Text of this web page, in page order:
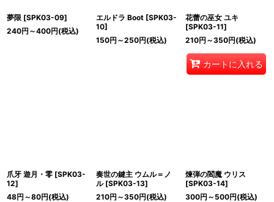
夢限 [SPK03-09]
240円 ～400円(税込)
エルドラ Boot [SPK03-
10]
150円 ～250円(税込)
花蕾の巫女 ユキ
[SPK03-11]
210円 ～350円(税込)
カートに入れる
爪牙 遊月・零 [SPK03-
12]
48円 ～80円(税込)
奏世の鍵主 ウムル＝ノ
ル [SPK03-13]
210円 ～350円(税込)
煉弾の閻魔 ウリス
[SPK03-14]
300円 ～500円(税込)